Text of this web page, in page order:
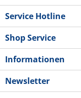
Service Hotline
Shop Service
Informationen
Newsletter